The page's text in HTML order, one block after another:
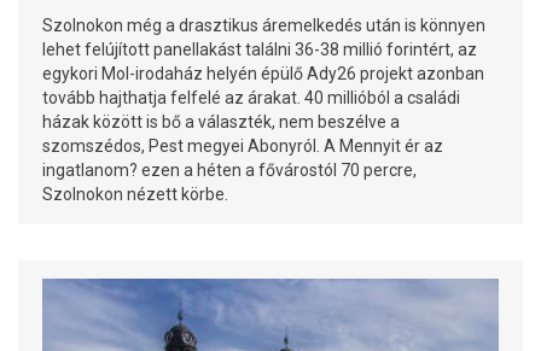
Szolnokon még a drasztikus áremelkedés után is könnyen
lehet felújított panellakást találni 36-38 millió forintért, az
egykori Mol-irodaház helyén épülő Ady26 projekt azonban
tovább hajthatja felfelé az árakat. 40 millióból a családi
házak között is bő a választék, nem beszélve a
szomszédos, Pest megyei Abonyról. A Mennyit ér az
ingatlanom? ezen a héten a fővárostól 70 percre,
Szolnokon nézett körbe.